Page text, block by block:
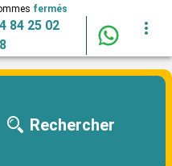
fermés
84 25 02
Rechercher